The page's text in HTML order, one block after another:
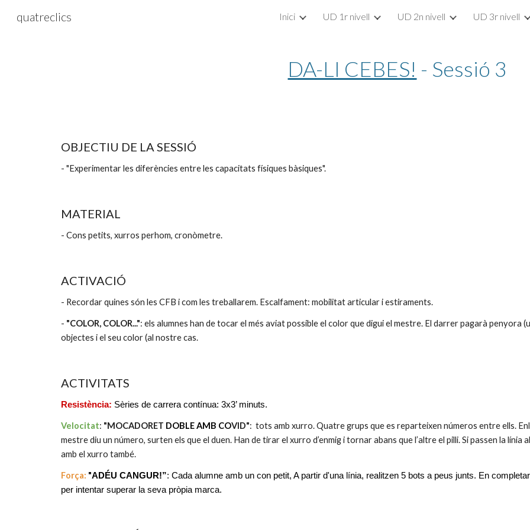
Skip to main content Skip to
quatreclics Inici UD 1r nivell UD 2n nivell UD 3r nivell
DA-LI CEBES! - Sessió 3
OBJECTIU DE LA SESSIÓ
- "Experimentar les diferències entre les capacitats físiques bàsiques".
MATERIAL
- Cons petits, xurros perhom, cronòmetre.
ACTIVACIÓ
- Recordar quines són les CFB i com les treballarem. Escalfament: mobilitat articular i estiraments.
- "COLOR, COLOR...": els alumnes han de tocar el més aviat possible el color que digui el mestre. El darrer pagarà penyora
objectes i el seu color (al nostre cas.
ACTIVITATS
Resistència: Sèries de carrera contínua: 3x3’ minuts.
Velocitat: "MOCADORET DOBLE AMB COVID":  tots amb xurro. Quatre grups que es reparteixen números entre ells.
mestre diu un número, surten els que el duen. Han de tirar el xurro d’enmig i tornar abans que l’altre el pilli. Si passen la
amb el xurro també.
Força: "ADÉU CANGUR!”: Cada alumne amb un con petit, A partir d'una línia, realitzen 5 bots a peus junts. En
per intentar superar la seva pròpia marca.